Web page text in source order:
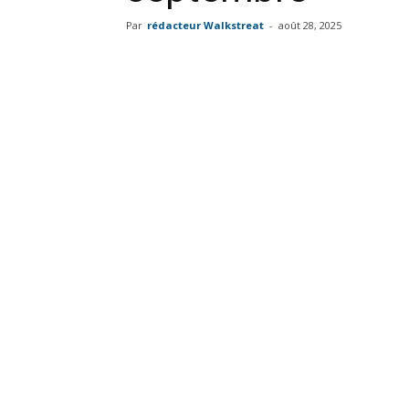
Par rédacteur Walkstreat - août 28, 2025